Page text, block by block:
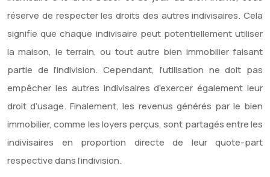
réserve de respecter les droits des autres indivisaires. Cela
signifie que chaque indivisaire peut potentiellement utiliser
la maison, le terrain, ou tout autre bien immobilier faisant
partie de l’indivision. Cependant, l’utilisation ne doit pas
empêcher les autres indivisaires d’exercer également leur
droit d’usage. Finalement, les revenus générés par le bien
immobilier, comme les loyers perçus, sont partagés entre les
indivisaires en proportion directe de leur quote-part
respective dans l’indivision.